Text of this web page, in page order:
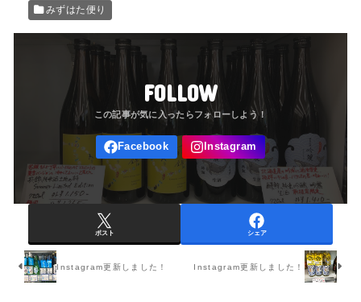
みずはた便り
FOLLOW
ポスト シェア
Instagram更新しました！ Instagram更新しました！